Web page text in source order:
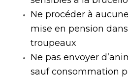
Ne procéder à
mise en pension
troupeaux
Ne pas envoyer
sauf consommation